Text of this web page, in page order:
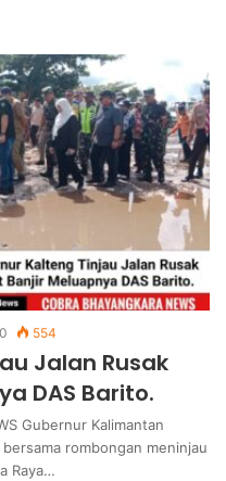
0 554
Jalan Rusak
DAS Barito.
Gubernur Kalimantan
rombongan meninjau
Raya…